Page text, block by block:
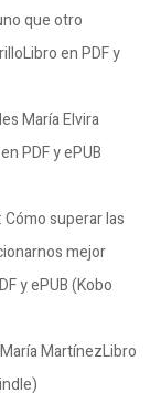
que otro
en PDF y
María Elvira
PDF y ePUB
superar las
mejor
y ePUB (Kobo
MartínezLibro